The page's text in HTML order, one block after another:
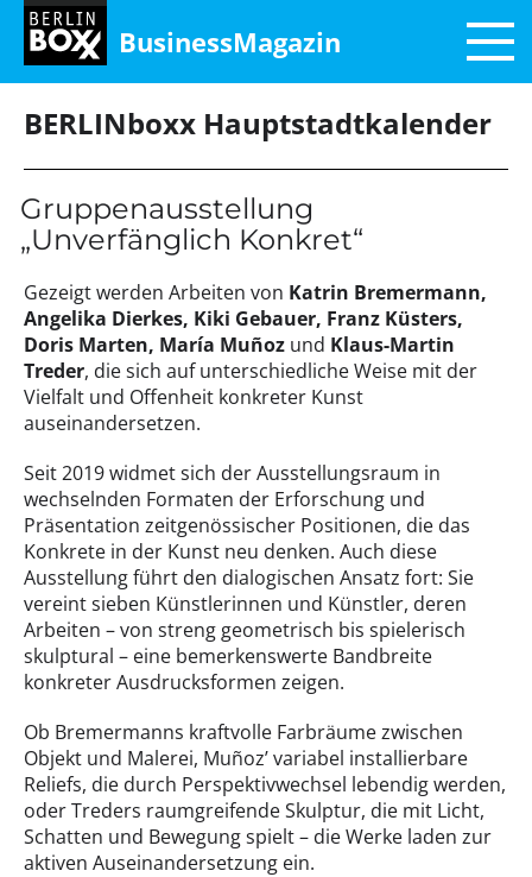
BusinessMagazin
BERLINboxx Hauptstadtkalender
Gruppenausstellung
„Unverfänglich Konkret“
Gezeigt werden Arbeiten von Katrin Bremermann,
Angelika Dierkes, Kiki Gebauer, Franz Küsters,
Doris Marten, María Muñoz und Klaus-Martin
Treder, die sich auf unterschiedliche Weise mit der
Vielfalt und Offenheit konkreter Kunst
auseinandersetzen.
Seit 2019 widmet sich der Ausstellungsraum in
wechselnden Formaten der Erforschung und
Präsentation zeitgenössischer Positionen, die das
Konkrete in der Kunst neu denken. Auch diese
Ausstellung führt den dialogischen Ansatz fort: Sie
vereint sieben Künstlerinnen und Künstler, deren
Arbeiten – von streng geometrisch bis spielerisch
skulptural – eine bemerkenswerte Bandbreite
konkreter Ausdrucksformen zeigen.
Ob Bremermanns kraftvolle Farbräume zwischen
Objekt und Malerei, Muñoz’ variabel installierbare
Reliefs, die durch Perspektivwechsel lebendig werden,
oder Treders raumgreifende Skulptur, die mit Licht,
Schatten und Bewegung spielt – die Werke laden zur
aktiven Auseinandersetzung ein.